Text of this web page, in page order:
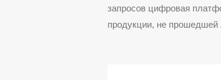
запросов цифровая
продукции, не